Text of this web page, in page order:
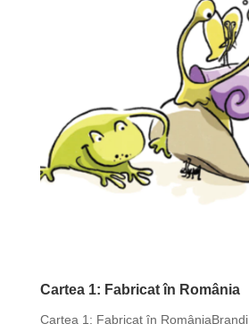
Cartea 1: Fabricat în România
Cartea 1: Fabricat în